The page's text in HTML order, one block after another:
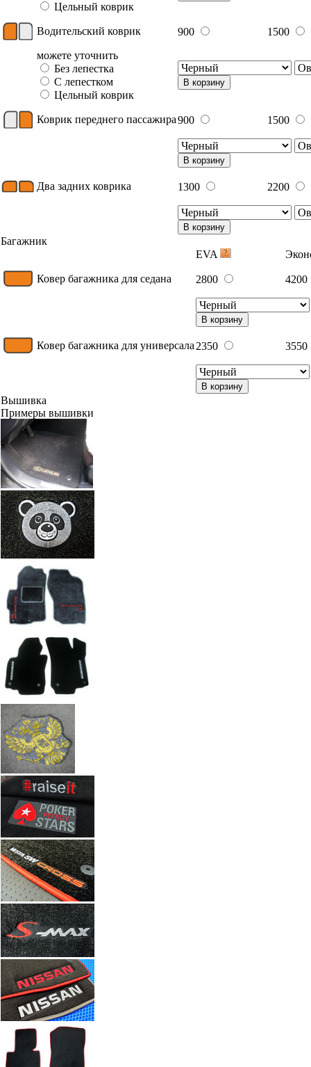
Цельный коврик
Водительский коврик 900
1500
можете уточнить
Без лепестка
С лепестком
Цельный коврик
В корзину
Коврик переднего пассажира900 1500
В корзину
Два задних коврика 1300 2200
В корзину
Багажник
EVA
Ковер багажника для седана 2800 4200
В корзину
Ковер багажника для универсала 2350 3550
В корзину
Вышивка
Примеры вышивки